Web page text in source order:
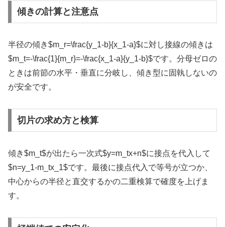
傾きの計算と注意点
半径の傾き$m_r=\frac{y_1-b}{x_1-a}$に対し接線の傾きは
$m_t=-\frac{1}{m_r}=-\frac{x_1-a}{y_1-b}$です。分母ゼロの
ときは前節の水平・垂直に分岐し、傾き型に固執しないの
が安全です。
切片の求め方と検算
傾き$m_t$が出たら一次式$y=m_tx+n$に接点を代入して
$n=y_1-m_tx_1$です。最後に接点代入で等号が立つか、
中心からの半径と直交するかの二重検算で確度を上げま
す。